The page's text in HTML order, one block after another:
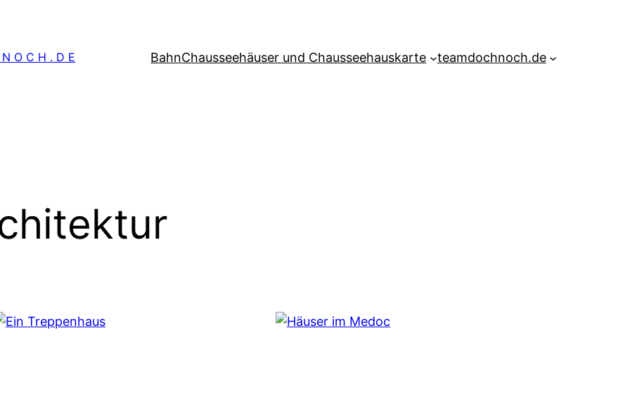
O C H . D E BahnChausseehäuser und Chausseehauskarte teamdochnoch.de